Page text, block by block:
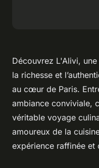
Découvrez L'Alivi,
la richesse et
au cœur de Paris.
ambiance conviviale,
véritable voyage
amoureux de la
expérience raffinée et